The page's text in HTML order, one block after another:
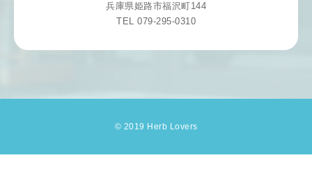
兵庫県姫路市福沢町144
TEL 079-295-0310
© 2019 Herb Lovers